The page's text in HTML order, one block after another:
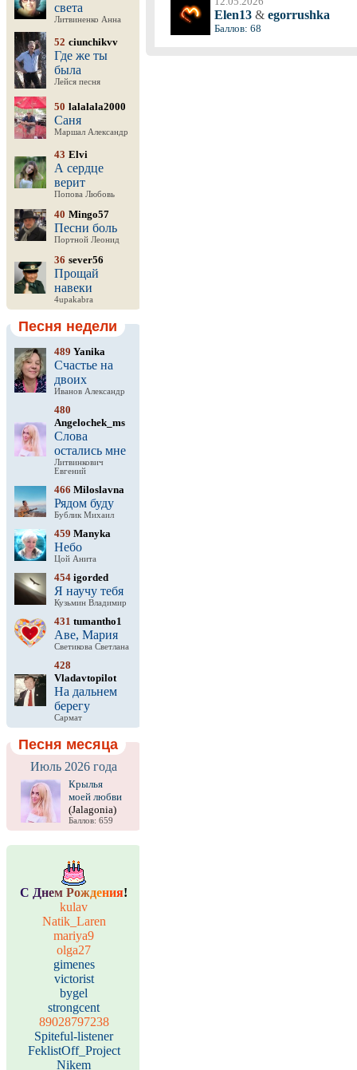
света
Литвиненко Анна
52 ciunchikvv
Где же ты
была
Лейся песня
50 lalalala2000
Саня
Маршал Александр
43 Elvi
А сердце
верит
Попова Любовь
40 Mingo57
Песни боль
Портной Леонид
36 sever56
Прощай
навеки
4upakabra
Песня недели
489 Yanika
Счастье на
двоих
Иванов Александр
480
Angelochek_ms
Слова
остались мне
Литвинкович
Евгений
466 Miloslavna
Рядом буду
Бублик Михаил
459 Manyka
Небо
Цой Анита
454 igorded
Я научу тебя
Кузьмин Владимир
431 tumantho1
Аве, Мария
Светикова Светлана
428
Vladavtopilot
На дальнем
берегу
Сармат
Песня месяца
Июль 2026 года
Крылья
моей любви
(Jalagonia)
Баллов: 659
С Днем Рождения!
kulav
Natik_Laren
mariya9
olga27
gimenes
victorist
bygel
strongcent
89028797238
Spiteful-listener
FeklistOff_Project
Nikem
Elen13 & egorrushka
Баллов: 68